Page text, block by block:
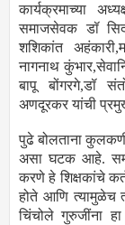
कार्यक्रमाच्या
समाजसेवक डॉ
शशिकांत
नागनाथ
बापू बोंगरगे,डॉ
अणदूरकर यांची
पुढे बोलताना
असा घटक आहे.
करणे हे शिक्षकांचे
होते आणि त्यामुळेच
चिंचोले गुरुजींना